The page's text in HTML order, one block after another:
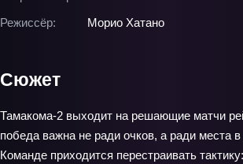
Режиссёр:
Морио Хатано
Сюжет
Тамакома-2 выходит на решающие матчи
победа важна не ради очков, а ради места
Команде приходится перестраивать